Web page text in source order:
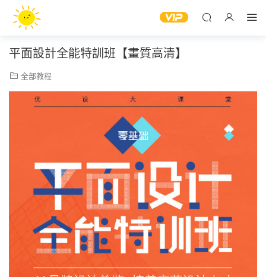
平面設計全能特訓班【畫質高清】
全部教程